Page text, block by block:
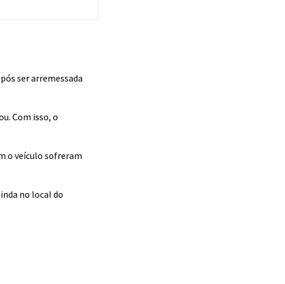
ser arremessada
Com isso, o
o veículo sofreram
no local do